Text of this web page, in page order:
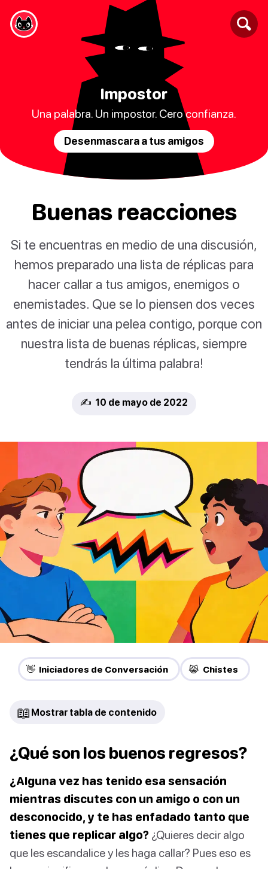
Impostor
Una palabra. Un impostor. Cero confianza.
Desenmascara a tus amigos
Buenas reacciones
Si te encuentras en medio de una discusión,
hemos preparado una lista de réplicas para
hacer callar a tus amigos, enemigos o
enemistades. Que se lo piensen dos veces
antes de iniciar una pelea contigo, porque con
nuestra lista de buenas réplicas, siempre
tendrás la última palabra!
✍️ 10 de mayo de 2022
👋 Iniciadores de Conversación 😹 Chistes
📖 Mostrar tabla de contenido
¿Qué son los buenos regresos?
¿Alguna vez has tenido esa sensación
mientras discutes con un amigo o con un
desconocido, y te has enfadado tanto que
tienes que replicar algo? ¿Quieres decir algo
que les escandalice y les haga callar? Pues eso es